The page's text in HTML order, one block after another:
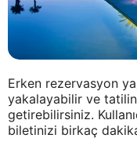
Erken rezervasyon
yakalayabilir ve
getirebilirsiniz.
biletinizi birkaç